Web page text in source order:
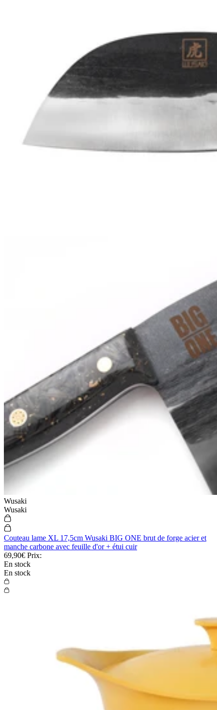
Wusaki
Wusaki
Couteau lame XL 17,5cm Wusaki BIG ONE brut de forge acier et
manche carbone avec feuille d'or + étui cuir
69,90€ Prix:
En stock
En stock